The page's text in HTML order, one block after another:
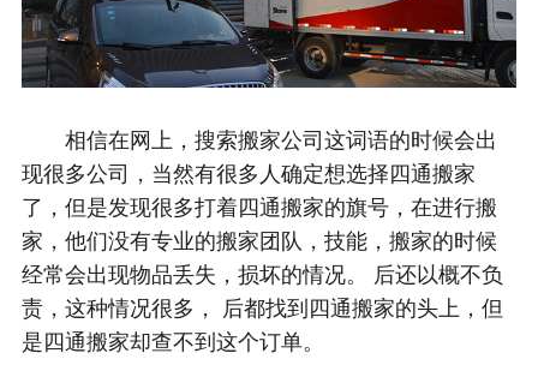
相信在网上，搜索搬家公司这词语的时候会出
现很多公司，当然有很多人确定想选择四通搬家
了，但是发现很多打着四通搬家的旗号，在进行搬
家，他们没有专业的搬家团队，技能，搬家的时候
经常会出现物品丢失，损坏的情况。 后还以概不负
责，这种情况很多， 后都找到四通搬家的头上，但
是四通搬家却查不到这个订单。